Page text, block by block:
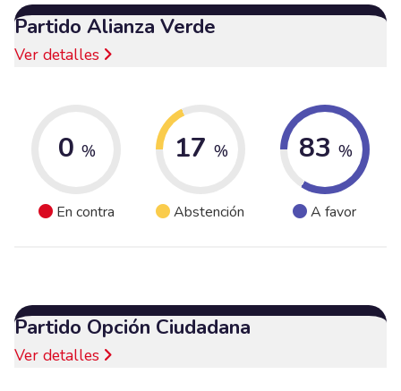
Partido Alianza Verde
Ver detalles
0 %
En contra
17 %
Abstención
83 %
A favor
Partido Opción Ciudadana
Ver detalles